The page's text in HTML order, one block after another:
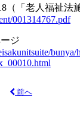
（「老人福祉法
001314767.pdf
ジ
bunya/
前へ